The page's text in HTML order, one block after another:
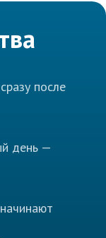
после
день —